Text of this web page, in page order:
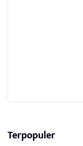
Terpopuler